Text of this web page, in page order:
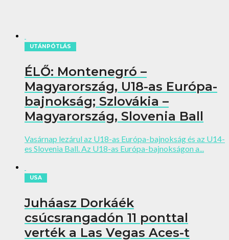
UTÁNPÓTLÁS
ÉLŐ: Montenegró –
Magyarország, U18-as Európa-
bajnokság; Szlovákia –
Magyarország, Slovenia Ball
Vasárnap lezárul az U18-as Európa-bajnokság és az U14-
es Slovenia Ball. Az U18-as Európa-bajnokságon a...
USA
Juháasz Dorkáék
csúcsrangadón 11 ponttal
verték a Las Vegas Aces-t